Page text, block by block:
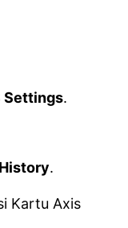
Settings.
History.